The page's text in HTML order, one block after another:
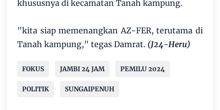
khususnya di kecamatan Tanah kampung.
"kita siap memenangkan AZ-FER, terutama di
Tanah kampung," tegas Damrat. (J24-Heru)
FOKUS JAMBI 24 JAM PEMILU 2024
POLITIK SUNGAIPENUH